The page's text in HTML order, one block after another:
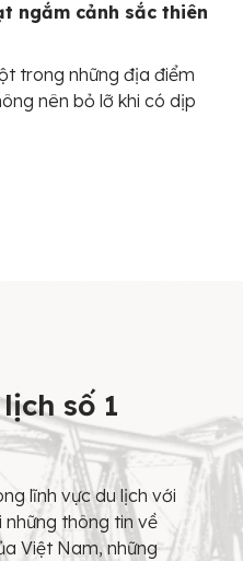
ngắm cảnh sắc thiên
trong những địa điểm
nên bỏ lỡ khi có dịp
số 1
lĩnh vực du lịch với
những thông tin về
Việt Nam, những